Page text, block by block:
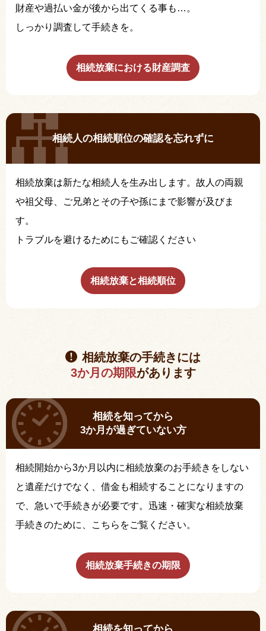
財産や過払い金が後から出てくる事も…。
しっかり調査して手続きを。
相続放棄における財産調査
相続人の相続順位の確認を忘れずに
相続放棄は新たな相続人を生み出します。故人の両親
や祖父母、ご兄弟とその子や孫にまで影響が及びま
す。
トラブルを避けるためにもご確認ください
相続放棄と相続順位
相続放棄の手続きには
3か月の期限があります
相続を知ってから
3か月が過ぎていない方
相続開始から3か月以内に相続放棄のお手続きをしない
と遺産だけでなく、借金も相続することになりますの
で、急いで手続きが必要です。迅速・確実な相続放棄
手続きのために、こちらをご覧ください。
相続放棄手続きの期限